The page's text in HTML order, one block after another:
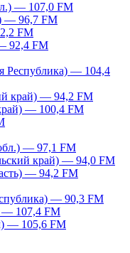
— 107,0 FM
— 96,7 FM
FM
92,4 FM
Республика) — 104,4
край) — 94,2 FM
— 100,4 FM
— 97,1 FM
край) — 94,0 FM
— 94,2 FM
— 90,3 FM
— 107,4 FM
— 105,6 FM